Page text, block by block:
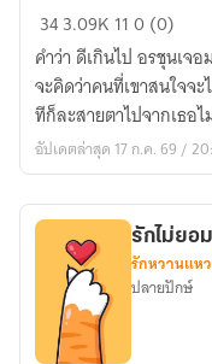
กะเทาะ
เปลือก(หัว)ใจ
ไอที
สาว
343.09K 110 (0)
คำว่า ดีเกินไป อรชุนเจ
จะคิดว่าคนที่เขาสนใจจ
ทีก็ละสายตาไปจากเธอ
อัปเดตล่าสุด 17 ก.ค. 69 /
รักไม่ยอ
รักหวานแห
ปลายปักษ์